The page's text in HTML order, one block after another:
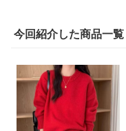
今回紹介した商品一覧